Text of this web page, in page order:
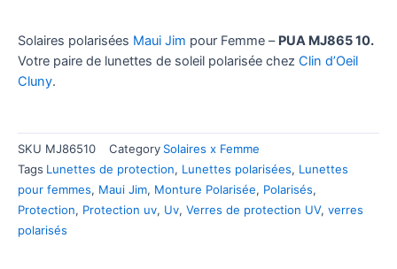
Solaires polarisées Maui Jim pour Femme – PUA MJ865 10.
Votre paire de lunettes de soleil polarisée chez Clin d’Oeil
Cluny.
SKU MJ86510 Category Solaires x Femme
Tags Lunettes de protection, Lunettes polarisées, Lunettes
pour femmes, Maui Jim, Monture Polarisée, Polarisés,
Protection, Protection uv, Uv, Verres de protection UV, verres
polarisés